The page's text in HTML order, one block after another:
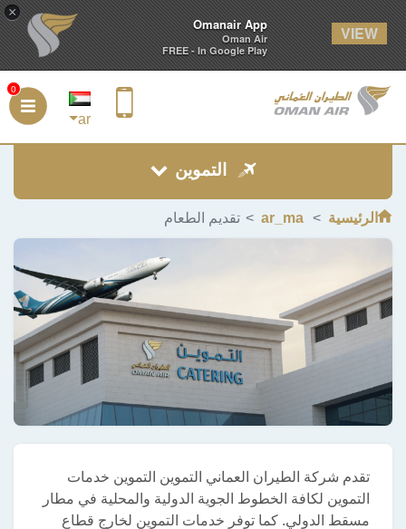
×
Omanair App
Oman Air
FREE - In Google Play
VIEW
0
ar
التموين
الرئيسية ar_ma تقديم الطعام
تقدم شركة الطيران العماني التموين التموين خدمات
التموين لكافة الخطوط الجوية الدولية والمحلية في مطار
مسقط الدولي. كما توفر خدمات التموين لخارج قطاع